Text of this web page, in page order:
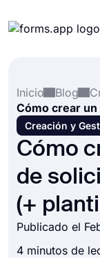
Integraciones
Plantillas
Recursos
Precios
Inicio
Blog
Creación y
Cómo
de
(+
Publicado el
4 minutos de